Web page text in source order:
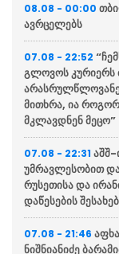
08.08 - 00:00
ავრცელებს
07.08 - 22:52
გლოვოს კურიერს
მითხრა, ია
მკლავდნენ მეცო”
07.08 - 22:31 აშშ-
უმრავლესობით
რუსეთისა და
დაწესების შესახებ
07.08 - 21:46
ნიშნიანიძე